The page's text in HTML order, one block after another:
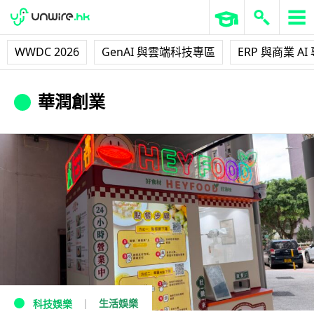
WWDC 2026 GenAI 與雲端科技專區 ERP 與商業 AI
華潤創業
科技娛樂 生活娛樂